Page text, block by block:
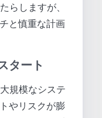
らしますが、
と慎重な計画
タート
規模なシステ
やリスクが膨